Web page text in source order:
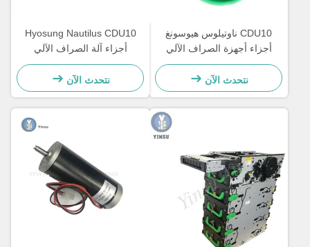
CDU10 ناوتيلوس هيوسونغ
أجزاء أجهزة الصراف الآلي
نتحدث الآن
Hyosung Nautilus CDU10
أجزاء آلة الصراف الآلي
نتحدث الآن